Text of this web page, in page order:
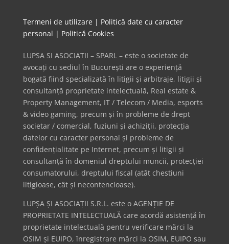
Termeni de utilizare | Politică date cu caracter
personal | Politică Cookies
LUPSA SI ASOCIATII – SPARL – este o societate de
avocați cu sediul în București are o experiență
bogată fiind specializată în litigii și arbitraje, litigii și
consultanță proprietate intelectuală, Real estate &
Property Management, IT / Telecom / Media, esports
& video gaming, precum și în probleme de drept
societar / comercial, fuziuni și achiziții, protecția
datelor cu caracter personal și probleme de
confidențialitate pe Internet, precum și litigii și
consultanță în domeniul dreptului muncii, protecției
consumatorului, dreptului fiscal (atât chestiuni
litigioase, cât și necontencioase).
LUPȘA ȘI ASOCIAȚII S.R.L. este o AGENȚIE DE
PROPRIETATE INTELECTUALĂ care acordă asistență în
proprietate intelectuală pentru verificare mărci la
OSIM și EUIPO, înregistrare mărci la OSIM, EUIPO sau